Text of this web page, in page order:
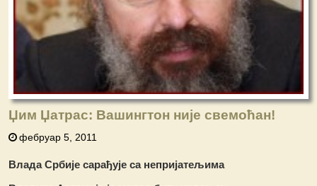
Џим Џатрас: Вашингтон није свемоћан!
фебруар 5, 2011
Влада Србије сарађује са непријатељима